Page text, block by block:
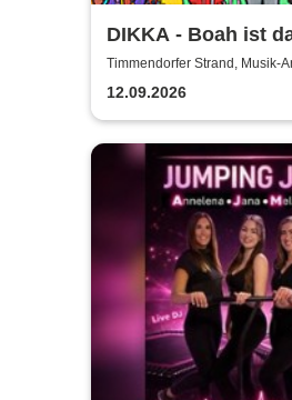
DIKKA - Boah ist
Tour 2026
Timmendorfer Strand, Musik-
12.09.2026